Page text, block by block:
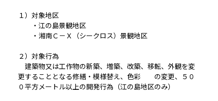
１）対象地区
・江の島景観地区
・湘南Ｃ－Ｘ（シークロス）景観地区
２）対象行為
建築物又は工作物の新築、増築、改築、移転、外観を変
更することとなる修繕・模様替え、色彩 の変更、５０
０平方メートル以上の開発行為（江の島地区のみ）